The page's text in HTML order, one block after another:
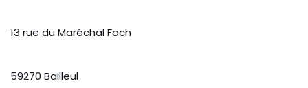
13 rue du Maréchal Foch
59270 Bailleul